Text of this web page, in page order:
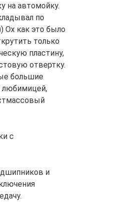
на автомойку.
по
Ох как это было
только
пластину,
отвертку.
большие
любимицей,
с
и